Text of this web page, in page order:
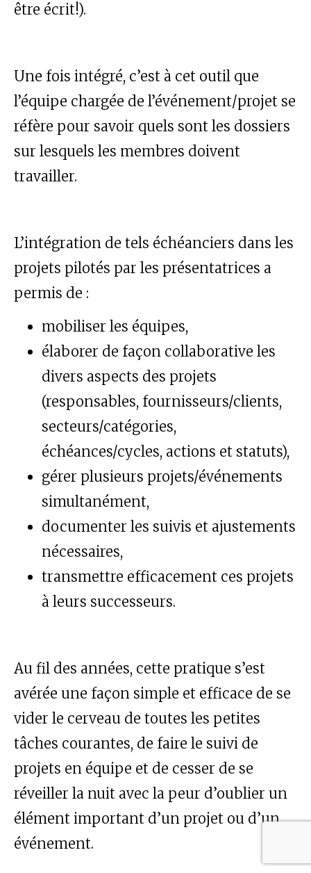
être écrit!).
Une fois intégré, c’est à cet outil que
l’équipe chargée de l’événement/projet se
réfère pour savoir quels sont les dossiers
sur lesquels les membres doivent
travailler.
L’intégration de tels échéanciers dans les
projets pilotés par les présentatrices a
permis de :
mobiliser les équipes,
élaborer de façon collaborative les
divers aspects des projets
(responsables, fournisseurs/clients,
secteurs/catégories,
échéances/cycles, actions et statuts),
gérer plusieurs projets/événements
simultanément,
documenter les suivis et ajustements
nécessaires,
transmettre efficacement ces projets
à leurs successeurs.
Au fil des années, cette pratique s’est
avérée une façon simple et efficace de se
vider le cerveau de toutes les petites
tâches courantes, de faire le suivi de
projets en équipe et de cesser de se
réveiller la nuit avec la peur d’oublier un
élément important d’un projet ou d’un
événement.